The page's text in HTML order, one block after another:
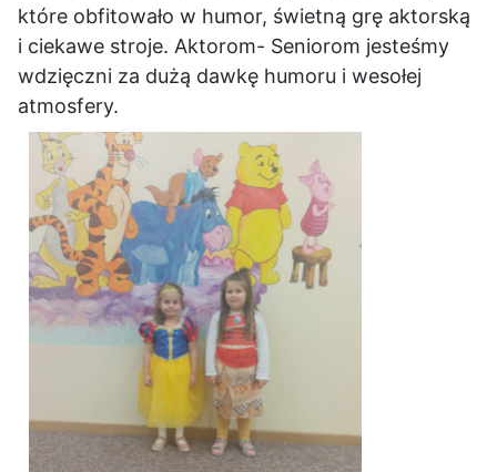
które obfitowało w humor, świetną grę aktorską
i ciekawe stroje. Aktorom- Seniorom jesteśmy
wdzięczni za dużą dawkę humoru i wesołej
atmosfery.